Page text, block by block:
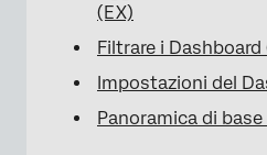
(EX)
Filtrare i Dashboard
Impostazioni del
Panoramica di